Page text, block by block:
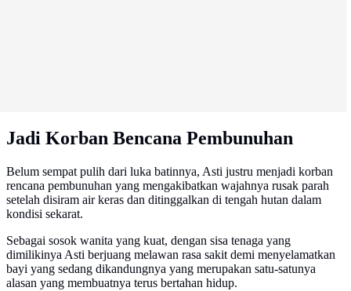
Jadi Korban Bencana Pembunuhan
Belum sempat pulih dari luka batinnya, Asti justru menjadi korban
rencana pembunuhan yang mengakibatkan wajahnya rusak parah
setelah disiram air keras dan ditinggalkan di tengah hutan dalam
kondisi sekarat.
Sebagai sosok wanita yang kuat, dengan sisa tenaga yang
dimilikinya Asti berjuang melawan rasa sakit demi menyelamatkan
bayi yang sedang dikandungnya yang merupakan satu-satunya
alasan yang membuatnya terus bertahan hidup.